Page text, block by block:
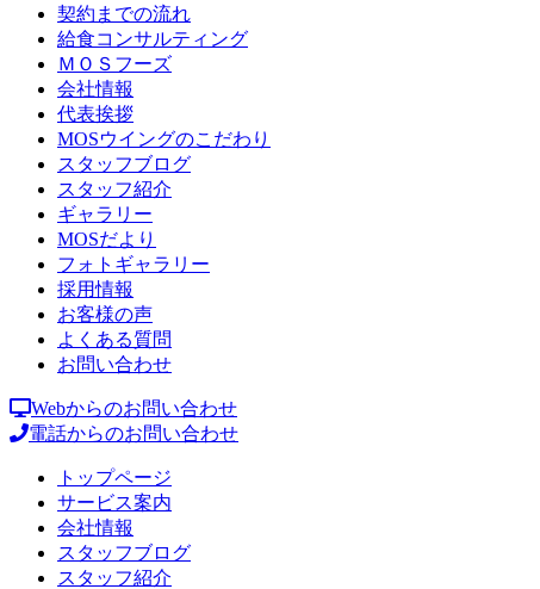
契約までの流れ
給食コンサルティング
ＭＯＳフーズ
会社情報
代表挨拶
MOSウイングのこだわり
スタッフブログ
スタッフ紹介
ギャラリー
MOSだより
フォトギャラリー
採用情報
お客様の声
よくある質問
お問い合わせ
Webからのお問い合わせ
電話からのお問い合わせ
トップページ
サービス案内
会社情報
スタッフブログ
スタッフ紹介